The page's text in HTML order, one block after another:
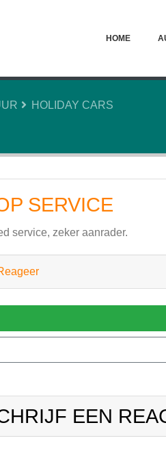
HOME
HOLIDAY CARS
SERVICE
service, zeker aanrader.
EEN